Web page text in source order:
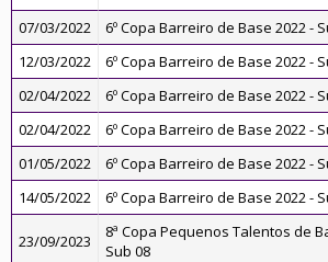
07/03/2022
6º Copa Barreiro de Base 2022 -
12/03/2022
6º Copa Barreiro de Base 2022 -
02/04/2022
6º Copa Barreiro de Base 2022 -
02/04/2022
6º Copa Barreiro de Base 2022 -
01/05/2022
6º Copa Barreiro de Base 2022 -
14/05/2022
6º Copa Barreiro de Base 2022 -
23/09/2023
8ª Copa Pequenos Talentos de
Sub 08